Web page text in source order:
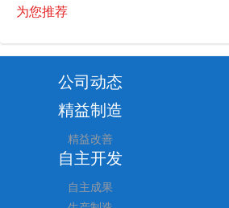
为您推荐
公司动态
精益制造
精益改善
自主开发
自主成果